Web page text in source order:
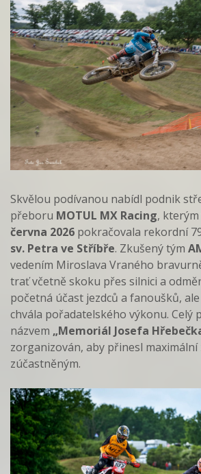
Skvělou podívanou nabídl podnik
přeboru MOTUL MX Racing,
června 2026 pokračovala rekordní
sv. Petra ve Stříbře. Zkušený tým
vedením Miroslava Vraného
trať včetně skoku přes silnici a
početná účast jezdců a fanoušků,
chvála pořadatelského výkonu. Celý
názvem „Memoriál Josefa
zorganizován, aby přinesl maximální
zúčastněným.